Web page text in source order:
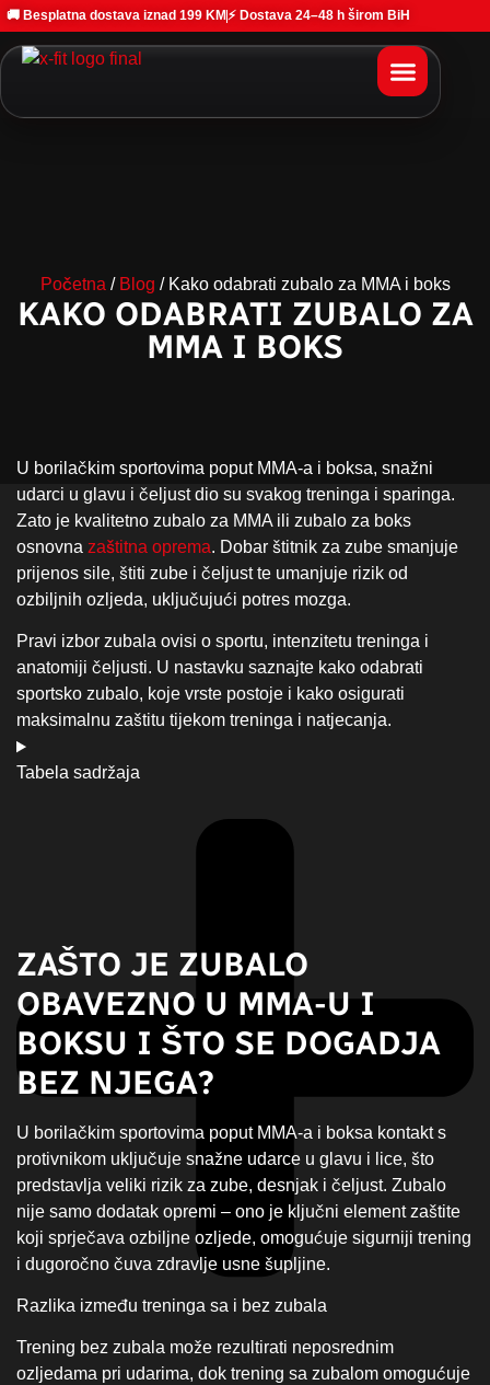
🚚 Besplatna dostava iznad 199 KM ⚡ Dostava 24–48 h širom BiH
Početna / Blog / Kako odabrati zubalo za MMA i boks
KAKO ODABRATI ZUBALO ZA
MMA I BOKS
U borilačkim sportovima poput MMA-a i boksa, snažni
udarci u glavu i čeljust dio su svakog treninga i sparinga.
Zato je kvalitetno zubalo za MMA ili zubalo za boks
osnovna zaštitna oprema. Dobar štitnik za zube smanjuje
prijenos sile, štiti zube i čeljust te umanjuje rizik od
ozbiljnih ozljeda, uključujući potres mozga.
Pravi izbor zubala ovisi o sportu, intenzitetu treninga i
anatomiji čeljusti. U nastavku saznajte kako odabrati
sportsko zubalo, koje vrste postoje i kako osigurati
maksimalnu zaštitu tijekom treninga i natjecanja.
Tabela sadržaja
ZAŠTO JE ZUBALO
OBAVEZNO U MMA-U I
BOKSU I ŠTO SE DOGADJA
BEZ NJEGA?
U borilačkim sportovima poput MMA-a i boksa kontakt s
protivnikom uključuje snažne udarce u glavu i lice, što
predstavlja veliki rizik za zube, desnjak i čeljust. Zubalo
nije samo dodatak opremi – ono je ključni element zaštite
koji sprječava ozbiljne ozljede, omogućuje sigurniji trening
i dugoročno čuva zdravlje usne šupljine.
Razlika između treninga sa i bez zubala
Trening bez zubala može rezultirati neposrednim
ozljedama pri udarima, dok trening sa zubalom omogućuje